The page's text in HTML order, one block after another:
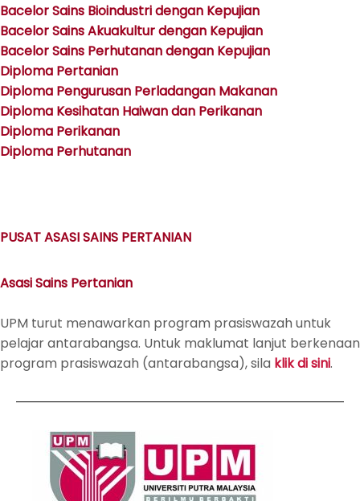
Bacelor Sains Bioindustri dengan Kepujian
Bacelor Sains Akuakultur dengan Kepujian
Bacelor Sains Perhutanan dengan Kepujian
Diploma Pertanian
Diploma Pengurusan Perladangan Makanan
Diploma Kesihatan Haiwan dan Perikanan
Diploma Perikanan
Diploma Perhutanan
PUSAT ASASI SAINS PERTANIAN
Asasi Sains Pertanian
UPM turut menawarkan program prasiswazah untuk
pelajar antarabangsa. Untuk maklumat lanjut berkenaan
program prasiswazah (antarabangsa), sila klik di sini.